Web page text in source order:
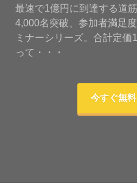
最速で1億円に到達する道
4,000名突破、参加者満足
ミナーシリーズ。合計定
って・・・
今すぐ無